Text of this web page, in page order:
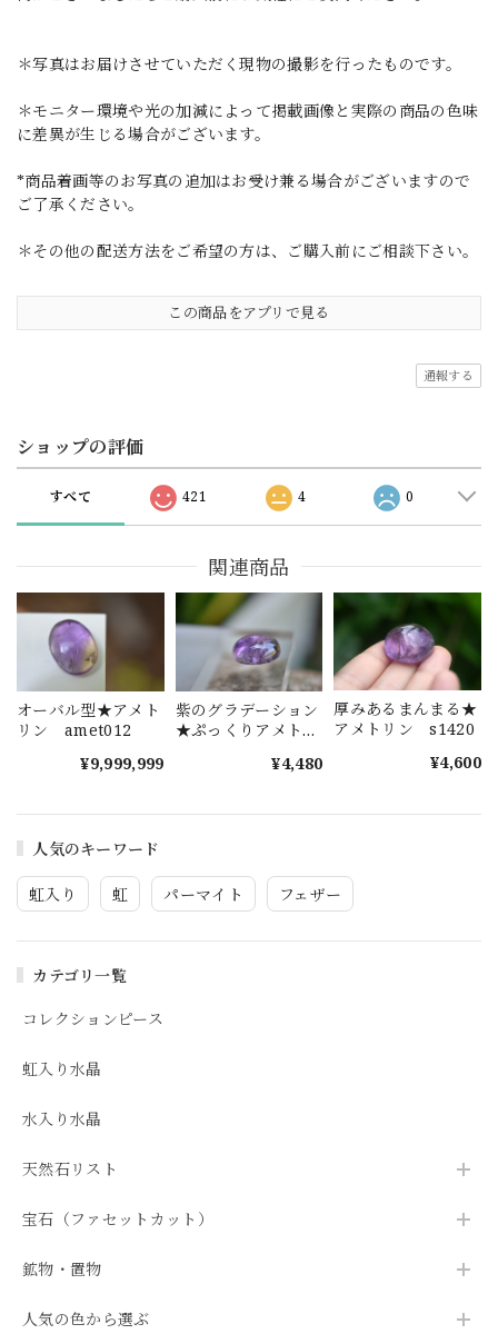
人気のキーワード
虹入り 虹 パーマイト フェザー
カテゴリ一覧
コレクションピース
虹入り水晶
水入り水晶
天然石リスト
宝石（ファセットカット）
鉱物・置物
人気の色から選ぶ
＊写真はお届けさせていただく現物の撮影を行ったものです。
＊モニター環境や光の加減によって掲載画像と実際の商品の色味
に差異が生じる場合がございます。
*商品着画等のお写真の追加はお受け兼る場合がございますので
ご了承ください。
＊その他の配送方法をご希望の方は、ご購入前にご相談下さい。
この商品をアプリで見る
通報する
ショップの評価
すべて 421 4 0
関連商品
オーバル型★アメト
リン amet012
¥9,999,999
紫のグラデーション
★ぷっくりアメトリ
¥4,480
厚みあるまんまる★
アメトリン s1420
¥4,600